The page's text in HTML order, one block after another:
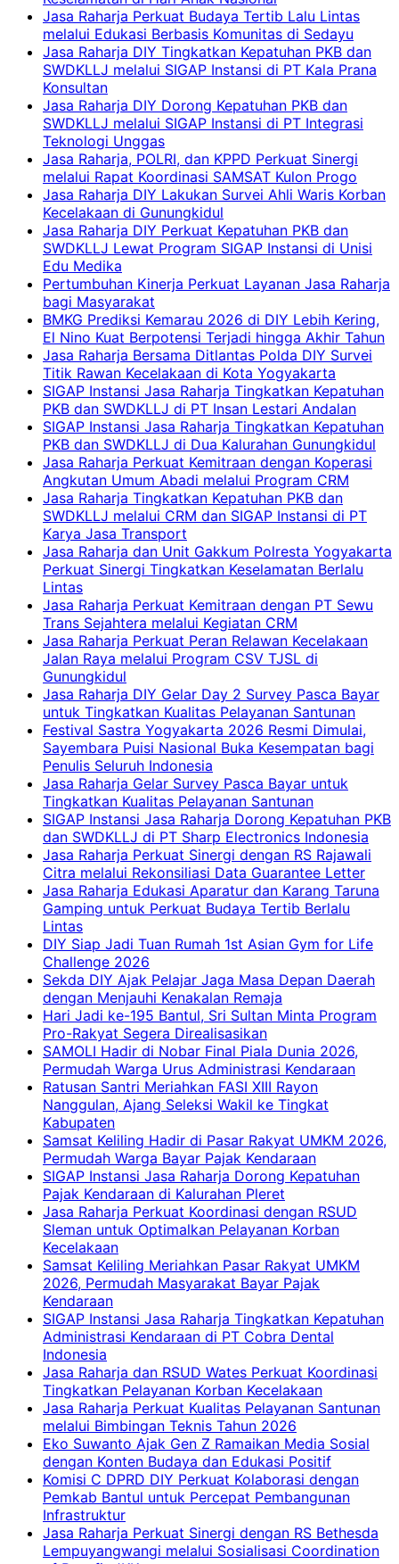
Jasa Raharja Perkuat Budaya Tertib Lalu Lintas
melalui Edukasi Berbasis Komunitas di Sedayu
Jasa Raharja DIY Tingkatkan Kepatuhan PKB dan
SWDKLLJ melalui SIGAP Instansi di PT Kala Prana
Konsultan
Jasa Raharja DIY Dorong Kepatuhan PKB dan
SWDKLLJ melalui SIGAP Instansi di PT Integrasi
Teknologi Unggas
Jasa Raharja, POLRI, dan KPPD Perkuat Sinergi
melalui Rapat Koordinasi SAMSAT Kulon Progo
Jasa Raharja DIY Lakukan Survei Ahli Waris Korban
Kecelakaan di Gunungkidul
Jasa Raharja DIY Perkuat Kepatuhan PKB dan
SWDKLLJ Lewat Program SIGAP Instansi di Unisi
Edu Medika
Pertumbuhan Kinerja Perkuat Layanan Jasa Raharja
bagi Masyarakat
BMKG Prediksi Kemarau 2026 di DIY Lebih Kering,
El Nino Kuat Berpotensi Terjadi hingga Akhir Tahun
Jasa Raharja Bersama Ditlantas Polda DIY Survei
Titik Rawan Kecelakaan di Kota Yogyakarta
SIGAP Instansi Jasa Raharja Tingkatkan Kepatuhan
PKB dan SWDKLLJ di PT Insan Lestari Andalan
SIGAP Instansi Jasa Raharja Tingkatkan Kepatuhan
PKB dan SWDKLLJ di Dua Kalurahan Gunungkidul
Jasa Raharja Perkuat Kemitraan dengan Koperasi
Angkutan Umum Abadi melalui Program CRM
Jasa Raharja Tingkatkan Kepatuhan PKB dan
SWDKLLJ melalui CRM dan SIGAP Instansi di PT
Karya Jasa Transport
Jasa Raharja dan Unit Gakkum Polresta Yogyakarta
Perkuat Sinergi Tingkatkan Keselamatan Berlalu
Lintas
Jasa Raharja Perkuat Kemitraan dengan PT Sewu
Trans Sejahtera melalui Kegiatan CRM
Jasa Raharja Perkuat Peran Relawan Kecelakaan
Jalan Raya melalui Program CSV TJSL di
Gunungkidul
Jasa Raharja DIY Gelar Day 2 Survey Pasca Bayar
untuk Tingkatkan Kualitas Pelayanan Santunan
Festival Sastra Yogyakarta 2026 Resmi Dimulai,
Sayembara Puisi Nasional Buka Kesempatan bagi
Penulis Seluruh Indonesia
Jasa Raharja Gelar Survey Pasca Bayar untuk
Tingkatkan Kualitas Pelayanan Santunan
SIGAP Instansi Jasa Raharja Dorong Kepatuhan PKB
dan SWDKLLJ di PT Sharp Electronics Indonesia
Jasa Raharja Perkuat Sinergi dengan RS Rajawali
Citra melalui Rekonsiliasi Data Guarantee Letter
Jasa Raharja Edukasi Aparatur dan Karang Taruna
Gamping untuk Perkuat Budaya Tertib Berlalu
Lintas
DIY Siap Jadi Tuan Rumah 1st Asian Gym for Life
Challenge 2026
Sekda DIY Ajak Pelajar Jaga Masa Depan Daerah
dengan Menjauhi Kenakalan Remaja
Hari Jadi ke-195 Bantul, Sri Sultan Minta Program
Pro-Rakyat Segera Direalisasikan
SAMOLI Hadir di Nobar Final Piala Dunia 2026,
Permudah Warga Urus Administrasi Kendaraan
Ratusan Santri Meriahkan FASI XIII Rayon
Nanggulan, Ajang Seleksi Wakil ke Tingkat
Kabupaten
Samsat Keliling Hadir di Pasar Rakyat UMKM 2026,
Permudah Warga Bayar Pajak Kendaraan
SIGAP Instansi Jasa Raharja Dorong Kepatuhan
Pajak Kendaraan di Kalurahan Pleret
Jasa Raharja Perkuat Koordinasi dengan RSUD
Sleman untuk Optimalkan Pelayanan Korban
Kecelakaan
Samsat Keliling Meriahkan Pasar Rakyat UMKM
2026, Permudah Masyarakat Bayar Pajak
Kendaraan
SIGAP Instansi Jasa Raharja Tingkatkan Kepatuhan
Administrasi Kendaraan di PT Cobra Dental
Indonesia
Jasa Raharja dan RSUD Wates Perkuat Koordinasi
Tingkatkan Pelayanan Korban Kecelakaan
Jasa Raharja Perkuat Kualitas Pelayanan Santunan
melalui Bimbingan Teknis Tahun 2026
Eko Suwanto Ajak Gen Z Ramaikan Media Sosial
dengan Konten Budaya dan Edukasi Positif
Komisi C DPRD DIY Perkuat Kolaborasi dengan
Pemkab Bantul untuk Percepat Pembangunan
Infrastruktur
Jasa Raharja Perkuat Sinergi dengan RS Bethesda
Lempuyangwangi melalui Sosialisasi Coordination